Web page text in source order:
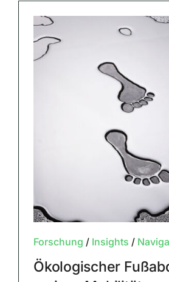
Forschung / Insights /
Ökologischer